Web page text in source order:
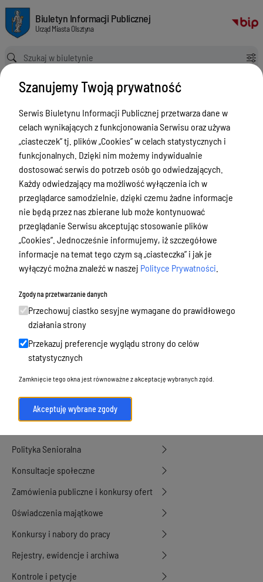
Mapa usług z zakresu geodezji i gospodarki nieruchomościami
Biuletyn Informacji Publicznej Urząd Miasta Olsztyna
Biuletyn Informacji Publicznej
Urząd Miasta Olsztyna
Ścieżka powrotu
Strona główna Mapa usług z zakresu geodezji i gospodarki nieruchomościami
Mapa usług z zakresu geodezji i
gospodarki nieruchomościami
Menu Przedmiotowe
ZAŁATWIANIE SPRAW
Ogłoszenia
Bezpieczeństwo
Urodzenia, małżeństwa, zgony,
meldunek, dowód, komunikacja,
działalność, alkohol
Budżet, finanse i majątek
Podatki i opłaty, umorzenia, ulgi i
dotacje
Urbanistyka, architektura i zabytki
Geodezja, sprzedaż, dzierżawa
nieruchomości
Środowisko
Strategie, programy, plany
Polityka Senioralna
Konsultacje społeczne
Zamówienia publiczne i konkursy ofert
Oświadczenia majątkowe
Konkursy i nabory do pracy
Rejestry, ewidencje i archiwa
Kontrole i petycje
Szanujemy Twoją prywatność
Serwis Biuletynu Informacji Publicznej przetwarza dane w
celach wynikających z funkcjonowania Serwisu oraz używa
„ciasteczek” tj. plików „Cookies” w celach statystycznych i
funkcjonalnych. Dzięki nim możemy indywidualnie
dostosować serwis do potrzeb osób go odwiedzających.
Każdy odwiedzający ma możliwość wyłączenia ich w
przeglądarce samodzielnie, dzięki czemu żadne informacje
nie będą przez nas zbierane lub może kontynuować
przeglądanie Serwisu akceptując stosowanie plików
„Cookies”. Jednocześnie informujemy, iż szczegółowe
informacje na temat tego czym są „ciasteczka” i jak je
wyłączyć można znaleźć w naszej Polityce Prywatności
Zgody na przetwarzanie danych
Przechowuj ciastko sesyjne wymagane do prawidłowego
działania strony
Przekazuj preferencje wyglądu strony do celów
statystycznych
Zamknięcie tego okna jest równoważne z akceptację wybranych zgód.
Akceptuję wybrane zgody